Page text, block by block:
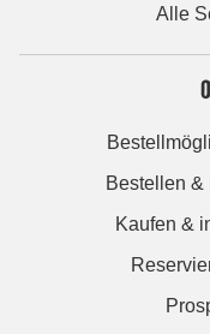
Alle
Bestellen &
Kaufen &